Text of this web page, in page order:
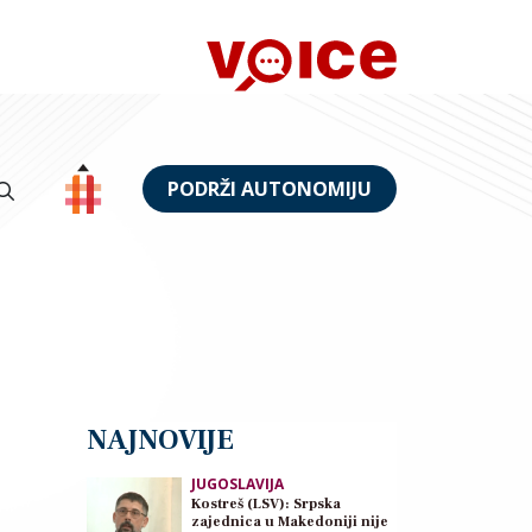
PODRŽI AUTONOMIJU
NAJNOVIJE
JUGOSLAVIJA
Kostreš (LSV): Srpska
zajednica u Makedoniji nije